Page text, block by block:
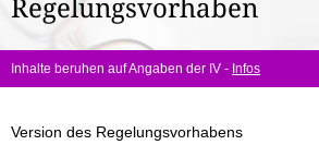
hier:
Inhalte beruhen auf Angaben der IV - Infos
Version des Regelungsvorhabens